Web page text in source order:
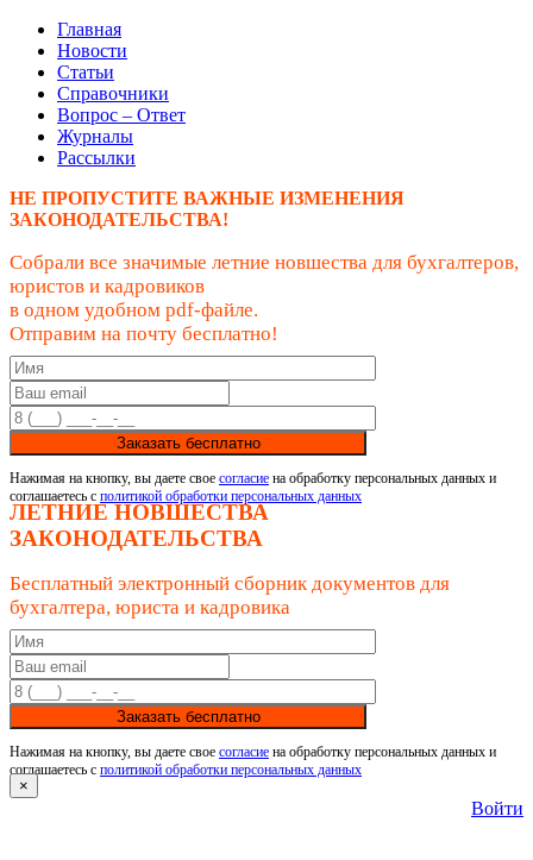
Главная
Новости
Статьи
Справочники
Вопрос – Ответ
Журналы
Рассылки
НЕ ПРОПУСТИТЕ ВАЖНЫЕ ИЗМЕНЕНИЯ
ЗАКОНОДАТЕЛЬСТВА!
Собрали все значимые летние новшества для бухгалтеров,
юристов и кадровиков
в одном удобном pdf-файле.
Отправим на почту бесплатно!
Заказать бесплатно
Нажимая на кнопку, вы даете свое согласие на обработку персональных данных и
соглашаетесь с политикой обработки персональных данных
ЛЕТНИЕ НОВШЕСТВА
ЗАКОНОДАТЕЛЬСТВА
Бесплатный электронный сборник документов для
бухгалтера, юриста и кадровика
Заказать бесплатно
Нажимая на кнопку, вы даете свое согласие на обработку персональных данных и
соглашаетесь с политикой обработки персональных данных
×
Войти